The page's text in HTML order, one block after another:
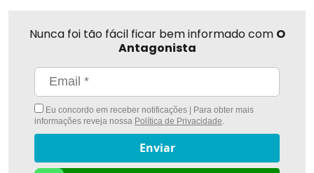
Nunca foi tão fácil ficar bem informado com O
Antagonista
Eu concordo em receber notificações | Para obter mais
informações reveja nossa Política de Privacidade.
Enviar